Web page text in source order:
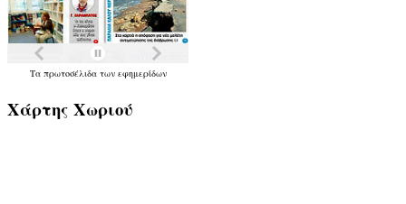
Τα πρωτοσέλιδα των εφημερίδων
Χάρτης Χωριού